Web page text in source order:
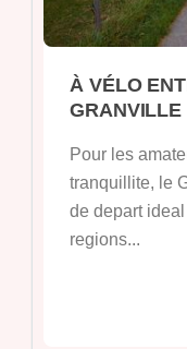
À VÉLO
GRANVILLE
Pour les
tranquillite, le
de depart
regions...